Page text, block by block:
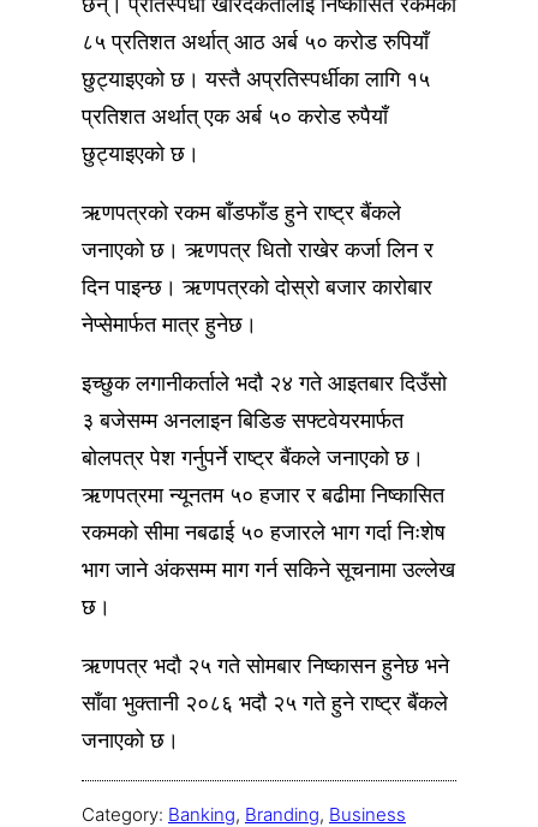
८५ प्रतिशत अर्थात् आठ अर्ब ५० करोड रुपियाँ
छुट्याइएको छ। यस्तै अप्रतिस्पर्धीका लागि १५
प्रतिशत अर्थात् एक अर्ब ५० करोड रुपैयाँ
छुट्याइएको छ।
ऋणपत्रको रकम बाँडफाँड हुने राष्ट्र बैंकले
जनाएको छ। ऋणपत्र धितो राखेर कर्जा लिन र
दिन पाइन्छ। ऋणपत्रको दोस्रो बजार कारोबार
नेप्सेमार्फत मात्र हुनेछ।
इच्छुक लगानीकर्ताले भदौ २४ गते आइतबार दिउँसो
३ बजेसम्म अनलाइन बिडिङ सफ्टवेयरमार्फत
बोलपत्र पेश गर्नुपर्ने राष्ट्र बैंकले जनाएको छ।
ऋणपत्रमा न्यूनतम ५० हजार र बढीमा निष्कासित
रकमको सीमा नबढाई ५० हजारले भाग गर्दा निःशेष
भाग जाने अंकसम्म माग गर्न सकिने सूचनामा उल्लेख
छ।
ऋणपत्र भदौ २५ गते सोमबार निष्कासन हुनेछ भने
साँवा भुक्तानी २०८६ भदौ २५ गते हुने राष्ट्र बैंकले
जनाएको छ।
Category: Banking, Branding, Business